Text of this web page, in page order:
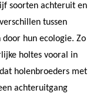
soorten achteruit en
tussen
hun ecologie. Zo
holtes vooral in
holenbroeders met
achteruitgang